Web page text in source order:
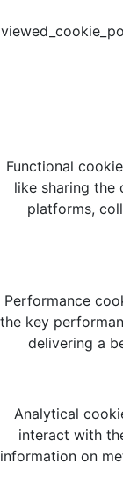
Functional
like sharing the
platforms,
Performance
the key
delivering a
Analytical
interact with
information on